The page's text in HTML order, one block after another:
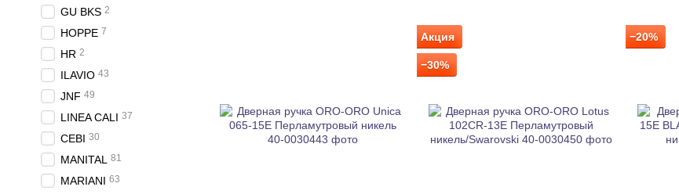
Акция
−30%
−20%
GU BKS 2
HOPPE 7
HR 2
ILAVIO 43
JNF 49
LINEA CALI 37
CEBI 30
MANITAL 81
MARIANI 63